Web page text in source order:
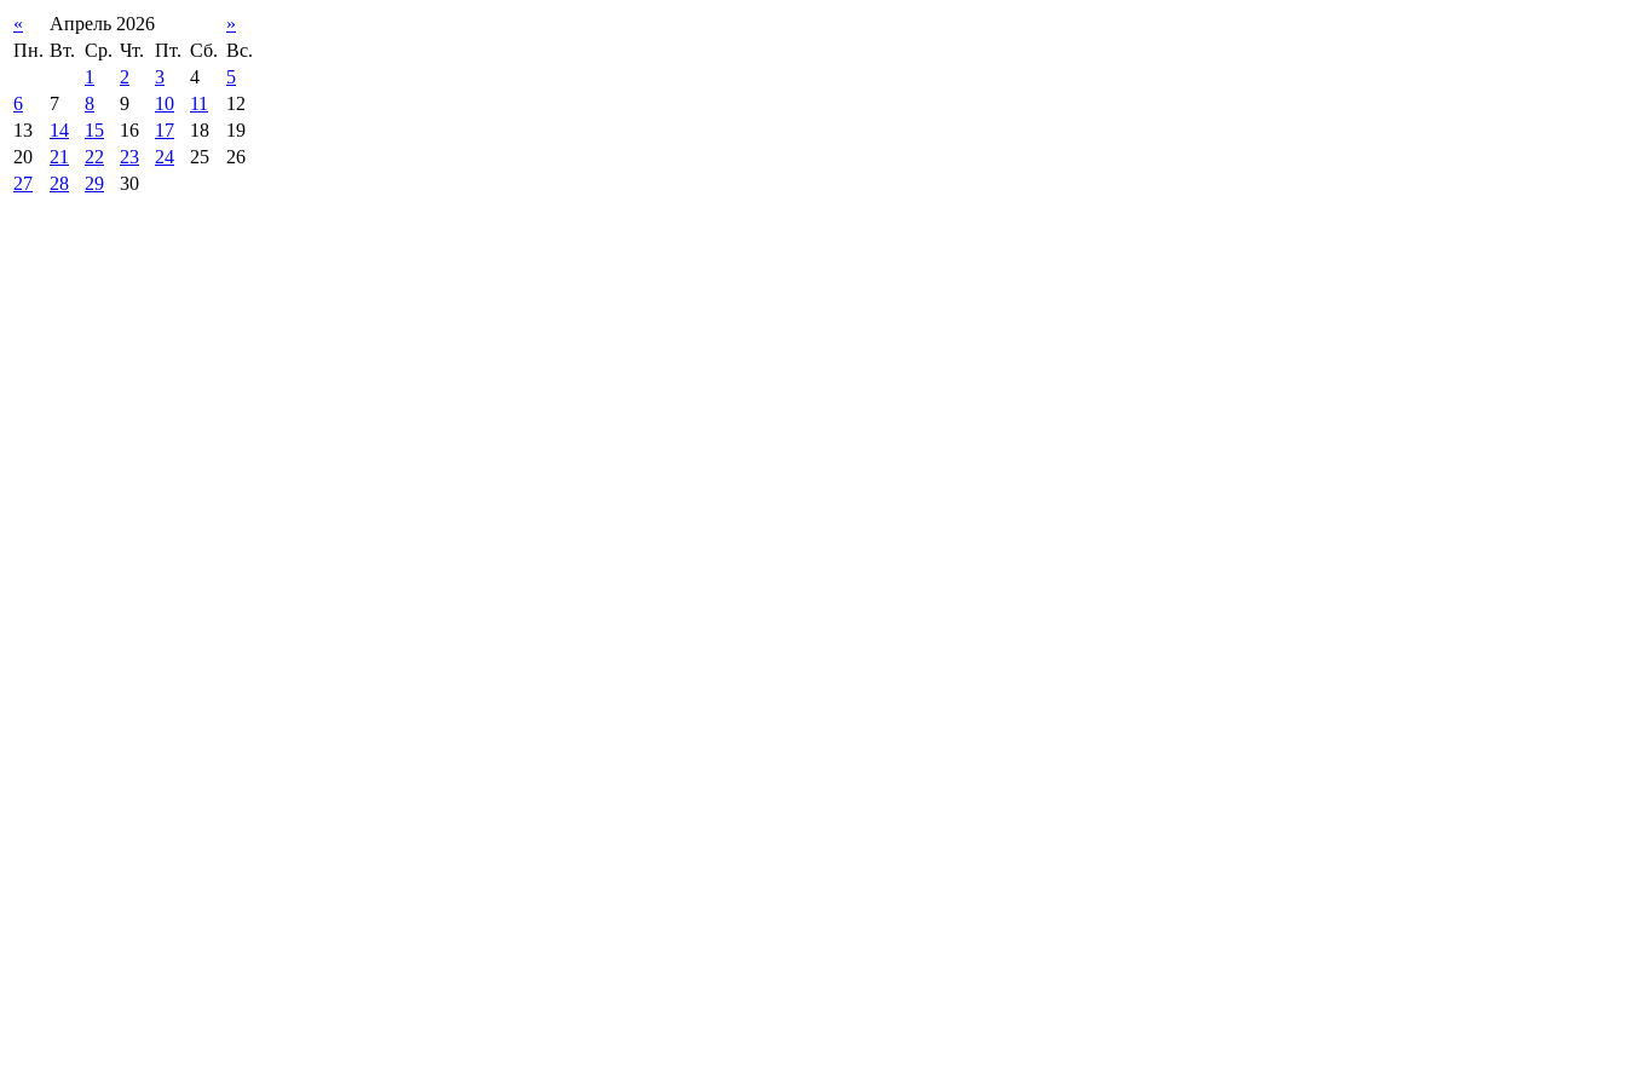
« Апрель 2026
»
Пн. Вт. Ср. Чт. Пт. Сб. Вс.
1
2 3 4
5
6
7 8 9 10 11
12
13
14 15 16 17 18
19
20
21 22 23 24 25
26
27
28 29 30